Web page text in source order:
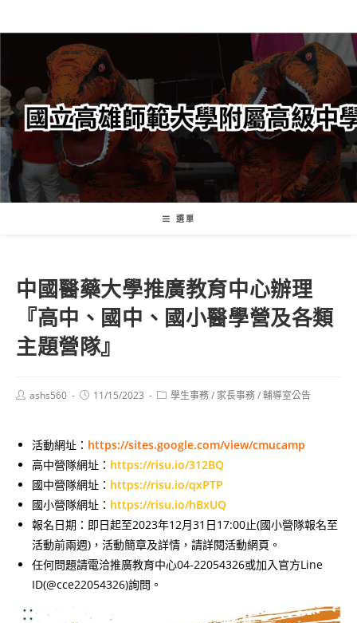
轉
要
內
容
選單
中國醫藥大學推廣教育中心辦理
『高中、國中、國小醫學營及各類
主題營隊』
Postashs560
Post11/15/2023
Post學生事務/ 家長事務/輔導室公告
活動網址： https://sites.google.com/view/cmucamp
高中營隊網址： https://risu.io/312BQ
國中營隊網址： https://risu.io/qxPTP
國小營隊網址： https://risu.io/hBxUQ
報名日期：即日起至2023年12月31日17:00止(國小營隊報名至
活動前兩週)，活動簡章及詳情，請詳閱活動網頁。
任何問題請電洽推廣教育中心04-22054326或加入官方Line
ID(@cce22054326)詢問。